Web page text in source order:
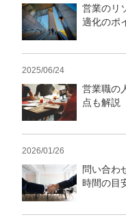
営業のリ
適化のポ
2025/06/24
営業職の
点も解説
2026/01/26
問い合わ
時間の目